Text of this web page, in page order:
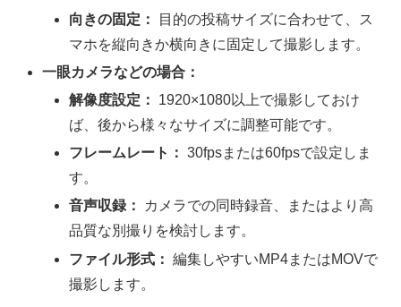
向きの固定：
目的の投稿サイズに合わせて、ス
マホを縦向きか横向きに固定して撮影します。
一眼カメラなどの場合：
解像度設定：
1920×1080以上で撮影しておけ
ば、後から様々なサイズに調整可能です。
フレームレート： 30fpsまたは60fpsで設定しま
す。
音声収録：
カメラでの同時録音、またはより高
品質な別撮りを検討します。
ファイル形式： 編集しやすいMP4またはMOVで
撮影します。